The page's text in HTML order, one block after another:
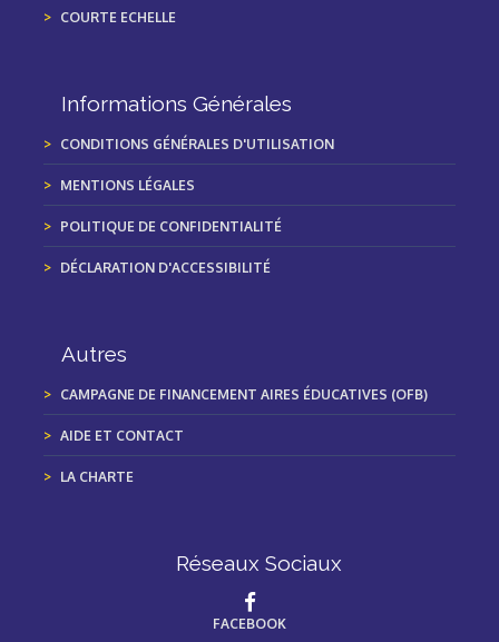
COURTE ECHELLE
Informations Générales
CONDITIONS GÉNÉRALES D'UTILISATION
MENTIONS LÉGALES
POLITIQUE DE CONFIDENTIALITÉ
DÉCLARATION D'ACCESSIBILITÉ
Autres
CAMPAGNE DE FINANCEMENT AIRES ÉDUCATIVES (OFB)
AIDE ET CONTACT
LA CHARTE
Réseaux Sociaux
FACEBOOK